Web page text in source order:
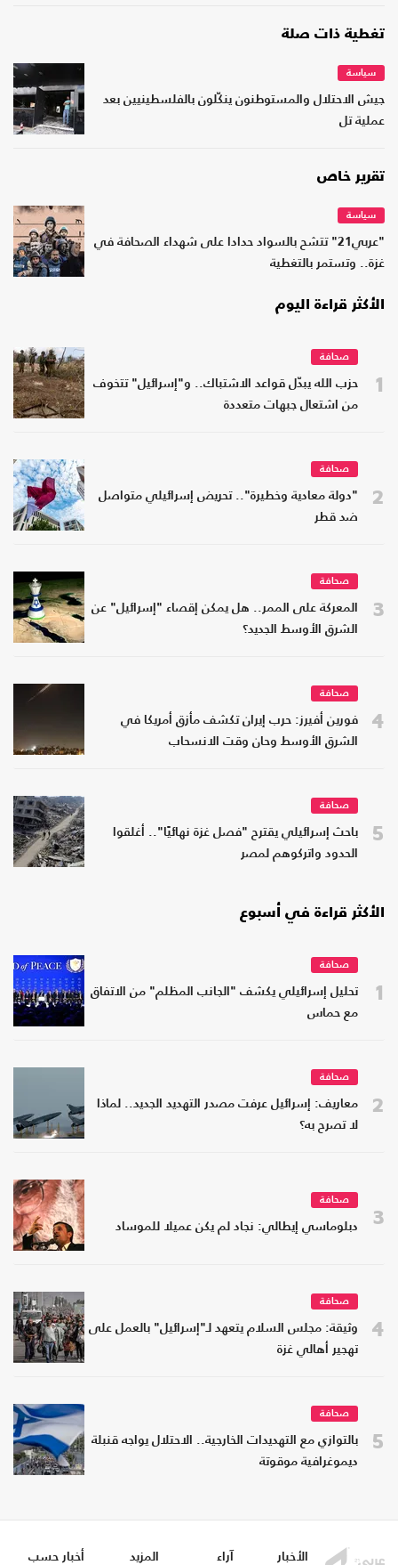
تغطية ذات صلة
سياسة
جيش الاحتلال والمستوطنون ينكّلون بالفلسطينيين بعد
عملية تل
تقرير خاص
سياسة
"عربي21" تتشح بالسواد حدادا على شهداء الصحافة في
غزة.. وتستمر بالتغطية
الأكثر قراءة اليوم
1
صحافة
حزب الله يبدّل قواعد الاشتباك.. و"إسرائيل" تتخوف
من اشتعال جبهات متعددة
2
صحافة
"دولة معادية وخطيرة".. تحريض إسرائيلي متواصل
ضد قطر
3
صحافة
المعركة على الممر.. هل يمكن إقصاء "إسرائيل" عن
الشرق الأوسط الجديد؟
4
صحافة
فورين أفيرز: حرب إيران تكشف مأزق أمريكا في
الشرق الأوسط وحان وقت الانسحاب
5
صحافة
باحث إسرائيلي يقترح "فصل غزة نهائيًا".. أغلقوا
الحدود واتركوهم لمصر
الأكثر قراءة في أسبوع
1
صحافة
تحليل إسرائيلي يكشف "الجانب المظلم" من الاتفاق
مع حماس
2
صحافة
معاريف: إسرائيل عرفت مصدر التهديد الجديد.. لماذا
لا تصرح به؟
3
صحافة
دبلوماسي إيطالي: نجاد لم يكن عميلا للموساد
4
صحافة
وثيقة: مجلس السلام يتعهد لـ"إسرائيل" بالعمل على
تهجير أهالي غزة
5
صحافة
بالتوازي مع التهديدات الخارجية.. الاحتلال يواجه قنبلة
ديموغرافية موقوتة
الأخبار آراء المزيد أخبار حسب